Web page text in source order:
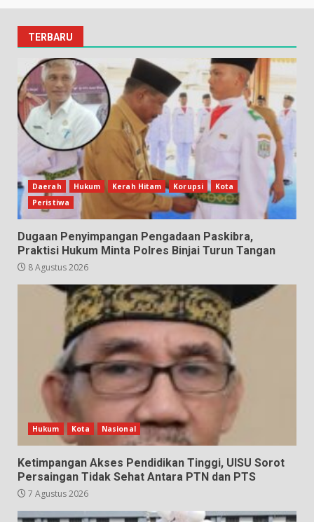
TERBARU
Daerah Hukum Kerah Hitam Korupsi
Kota
Peristiwa
Dugaan Penyimpangan Pengadaan Paskibra,
Praktisi Hukum Minta Polres Binjai Turun Tangan
8 Agustus 2026
Hukum Kota Nasional
Ketimpangan Akses Pendidikan Tinggi, UISU Sorot
Persaingan Tidak Sehat Antara PTN dan PTS
7 Agustus 2026